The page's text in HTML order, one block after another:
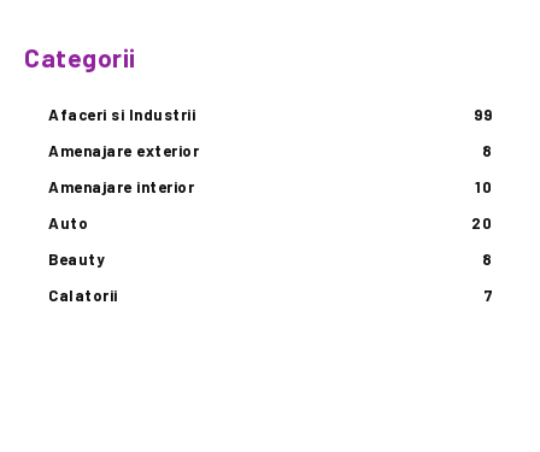
Categorii
Afaceri si Industrii
99
Amenajare exterior
8
Amenajare interior
10
Auto
20
Beauty
8
Calatorii
7